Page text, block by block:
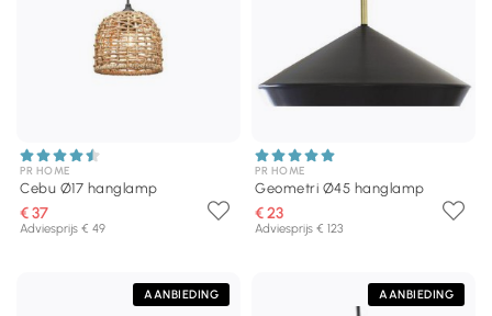
PR HOME
Cebu Ø17 hanglamp
€ 37
Adviesprijs € 49
PR HOME
Geometri Ø45 hanglamp
€ 23
Adviesprijs € 123
AANBIEDING AANBIEDING